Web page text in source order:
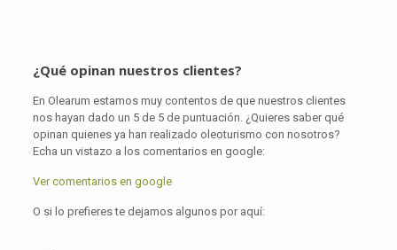
¿Qué opinan nuestros clientes?
En Olearum estamos muy contentos de que nuestros clientes
nos hayan dado un 5 de 5 de puntuación. ¿Quieres saber qué
opinan quienes ya han realizado oleoturismo con nosotros?
Echa un vistazo a los comentarios en google:
Ver comentarios en google
O si lo prefieres te dejamos algunos por aquí: